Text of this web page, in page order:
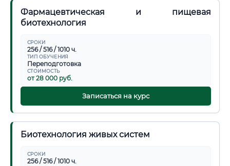
Фармацевтическая и пищевая
биотехнология
СРОКИ
256 / 516 / 1010 ч.
ТИП ОБУЧЕНИЯ
Переподготовка
СТОИМОСТЬ
от 28 000 руб.
Записаться на курс
Биотехнология живых систем
СРОКИ
256 / 516 / 1010 ч.